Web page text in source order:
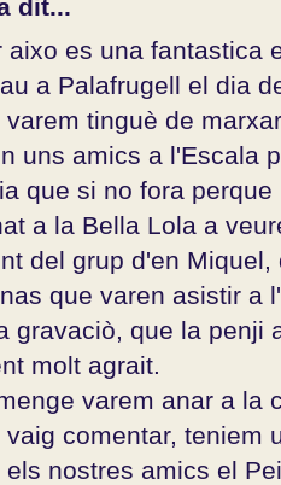
dit...
aixo es una fantastica
a Palafrugell el dia
varem tinguè de
uns amics a l'Escala
que si no fora
a la Bella Lola a
del grup d'en
que varen asistir a
gravaciò, que la penji
molt agrait.
varem anar a la
vaig comentar, teniem
els nostres amics el